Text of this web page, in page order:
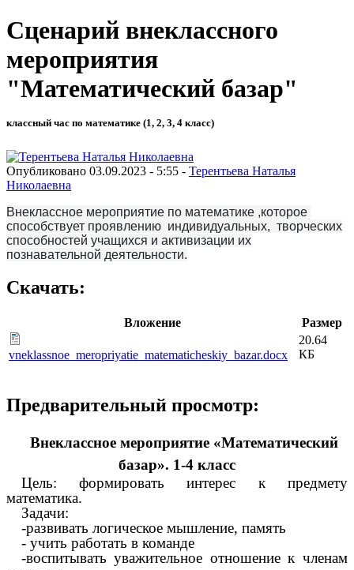
Сценарий внеклассного
мероприятия
"Математический базар"
классный час по математике (1, 2, 3, 4 класс)
Опубликовано 03.09.2023 - 5:55 - Терентьева Наталья
Николаевна
Внеклассное мероприятие по математике ,которое
способствует проявлению индивидуальных, творческих
способностей учащихся и активизации их
познавательной деятельности.
Скачать:
Вложение Размер
vneklassnoe_meropriyatie_matematicheskiy_bazar.docx
20.64
КБ
Предварительный просмотр:
Внеклассное мероприятие «Математический
базар». 1-4 класс
Цель: формировать интерес к предмету
математика.
Задачи:
-развивать логическое мышление, память
- учить работать в команде
-воспитывать уважительное отношение к членам